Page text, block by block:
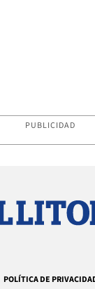
PUBLICIDAD
POLÍTICA DE